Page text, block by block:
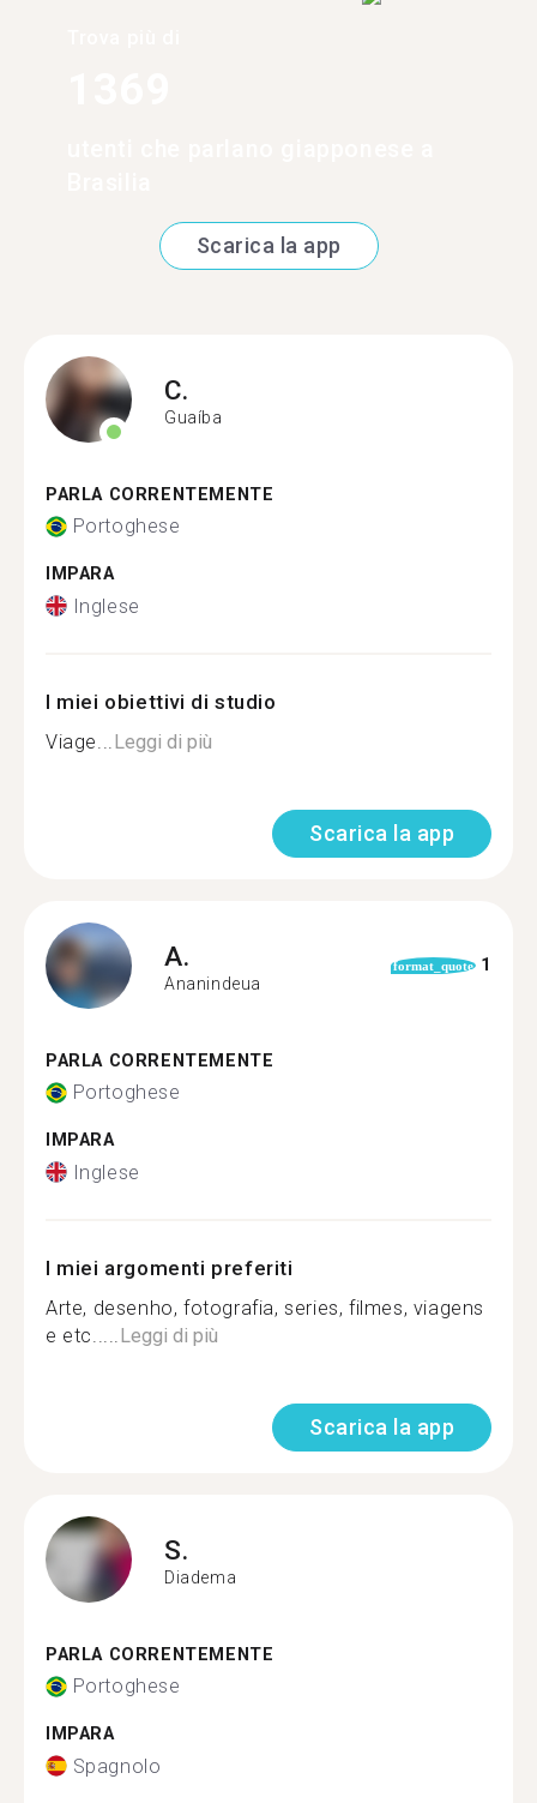
Scarica la app
C.
Guaíba
PARLA CORRENTEMENTE
Portoghese
IMPARA
Inglese
I miei obiettivi di studio
Viage... Leggi di più
Scarica la app
A.
Ananindeua
format_quote 1
PARLA CORRENTEMENTE
Portoghese
IMPARA
Inglese
I miei argomenti preferiti
Arte, desenho, fotografia, series, filmes, viagens
e etc..... Leggi di più
Scarica la app
S.
Diadema
PARLA CORRENTEMENTE
Portoghese
IMPARA
Spagnolo